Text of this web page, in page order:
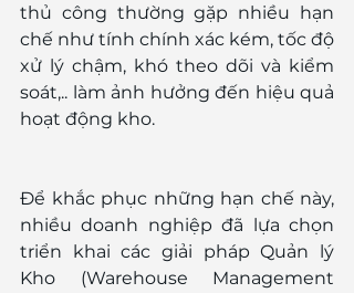
thủ công thường gặp nhiều hạn
chế như tính chính xác kém, tốc độ
xử lý chậm, khó theo dõi và kiểm
soát,.. làm ảnh hưởng đến hiệu quả
hoạt động kho.
Để khắc phục những hạn chế này,
nhiều doanh nghiệp đã lựa chọn
triển khai các giải pháp Quản lý
Kho (Warehouse Management